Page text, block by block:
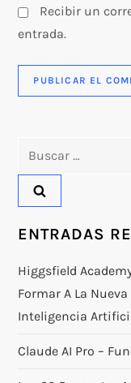
Recibir un
entrada.
ENTRADAS
Higgsfield
Formar A La
Inteligencia
Claude AI Pro –